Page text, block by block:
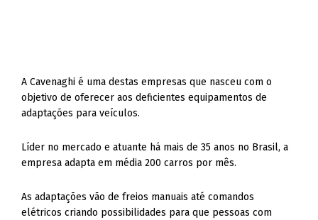
A Cavenaghi é uma destas empresas que nasceu com o
objetivo de oferecer aos deficientes equipamentos de
adaptações para veículos.
Líder no mercado e atuante há mais de 35 anos no Brasil, a
empresa adapta em média 200 carros por mês.
As adaptações vão de freios manuais até comandos
elétricos criando possibilidades para que pessoas com